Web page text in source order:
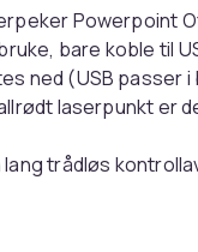
Powerpoint
bare koble til
ned (USB passer i
laserpunkt er
trådløs